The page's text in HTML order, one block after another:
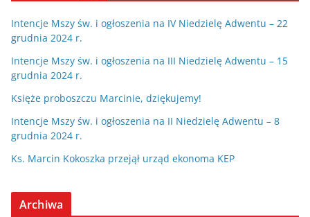
Intencje Mszy św. i ogłoszenia na IV Niedzielę Adwentu – 22
grudnia 2024 r.
Intencje Mszy św. i ogłoszenia na III Niedzielę Adwentu – 15
grudnia 2024 r.
Księże proboszczu Marcinie, dziękujemy!
Intencje Mszy św. i ogłoszenia na II Niedzielę Adwentu – 8
grudnia 2024 r.
Ks. Marcin Kokoszka przejął urząd ekonoma KEP
Archiwa